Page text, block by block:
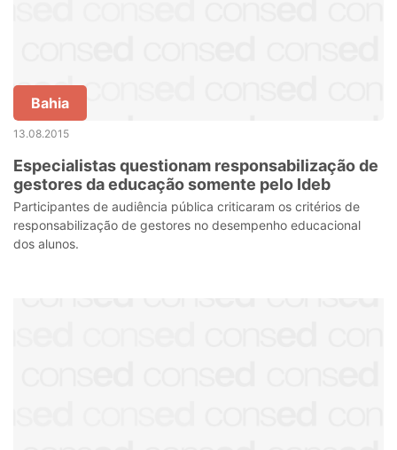
Bahia
13.08.2015
Especialistas questionam responsabilização de
gestores da educação somente pelo Ideb
Participantes de audiência pública criticaram os critérios de
responsabilização de gestores no desempenho educacional
dos alunos.